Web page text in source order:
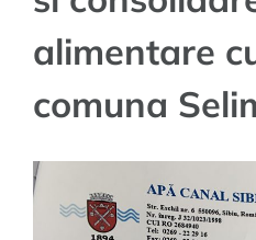
alimentare
comuna